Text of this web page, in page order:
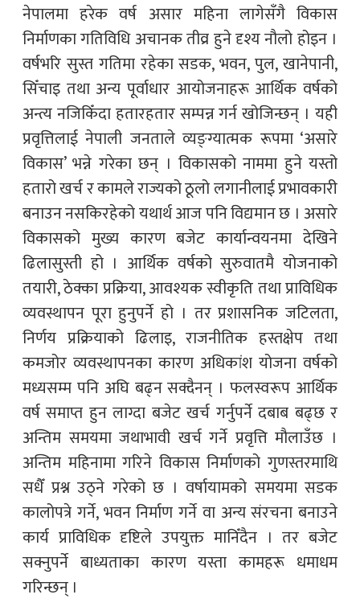
नेपालमा हरेक वर्ष असार महिना लागेसँगै विकास
निर्माणका गतिविधि अचानक तीव्र हुने दृश्य नौलो होइन ।
वर्षभरि सुस्त गतिमा रहेका सडक, भवन, पुल, खानेपानी,
सिँचाइ तथा अन्य पूर्वाधार आयोजनाहरू आर्थिक वर्षको
अन्त्य नजिकिँदा हतारहतार सम्पन्न गर्न खोजिन्छन् । यही
प्रवृत्तिलाई नेपाली जनताले व्यङ्ग्यात्मक रूपमा ‘असारे
विकास’ भन्ने गरेका छन् । विकासको नाममा हुने यस्तो
हतारो खर्च र कामले राज्यको ठूलो लगानीलाई प्रभावकारी
बनाउन नसकिरहेको यथार्थ आज पनि विद्यमान छ । असारे
विकासको मुख्य कारण बजेट कार्यान्वयनमा देखिने
ढिलासुस्ती हो । आर्थिक वर्षको सुरुवातमै योजनाको
तयारी, ठेक्का प्रक्रिया, आवश्यक स्वीकृति तथा प्राविधिक
व्यवस्थापन पूरा हुनुपर्ने हो । तर प्रशासनिक जटिलता,
निर्णय प्रक्रियाको ढिलाइ, राजनीतिक हस्तक्षेप तथा
कमजोर व्यवस्थापनका कारण अधिकांश योजना वर्षको
मध्यसम्म पनि अघि बढ्न सक्दैनन् । फलस्वरूप आर्थिक
वर्ष समाप्त हुन लाग्दा बजेट खर्च गर्नुपर्ने दबाब बढ्छ र
अन्तिम समयमा जथाभावी खर्च गर्ने प्रवृत्ति मौलाउँछ ।
अन्तिम महिनामा गरिने विकास निर्माणको गुणस्तरमाथि
सधैँ प्रश्न उठ्ने गरेको छ । वर्षायामको समयमा सडक
कालोपत्रे गर्ने, भवन निर्माण गर्ने वा अन्य संरचना बनाउने
कार्य प्राविधिक दृष्टिले उपयुक्त मानिँदैन । तर बजेट
सक्नुपर्ने बाध्यताका कारण यस्ता कामहरू धमाधम
गरिन्छन् ।